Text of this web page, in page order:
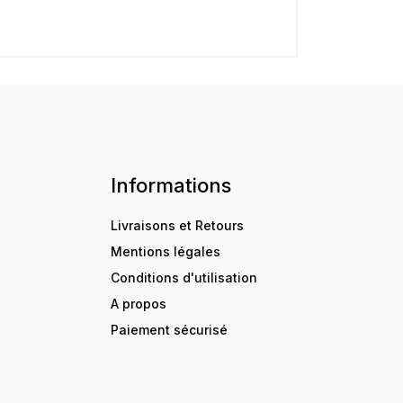
Informations
Livraisons et Retours
Mentions légales
Conditions d'utilisation
A propos
Paiement sécurisé